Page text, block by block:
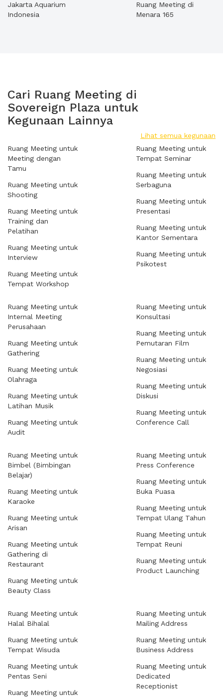
Jakarta Aquarium
Indonesia
Ruang Meeting di
Menara 165
Cari Ruang Meeting di
Sovereign Plaza untuk
Kegunaan Lainnya
Lihat semua kegunaan
Ruang Meeting untuk
Meeting dengan
Tamu
Ruang Meeting untuk
Shooting
Ruang Meeting untuk
Training dan
Pelatihan
Ruang Meeting untuk
Interview
Ruang Meeting untuk
Tempat Workshop
Ruang Meeting untuk
Tempat Seminar
Ruang Meeting untuk
Serbaguna
Ruang Meeting untuk
Presentasi
Ruang Meeting untuk
Kantor Sementara
Ruang Meeting untuk
Psikotest
Ruang Meeting untuk
Internal Meeting
Perusahaan
Ruang Meeting untuk
Gathering
Ruang Meeting untuk
Olahraga
Ruang Meeting untuk
Latihan Musik
Ruang Meeting untuk
Audit
Ruang Meeting untuk
Konsultasi
Ruang Meeting untuk
Pemutaran Film
Ruang Meeting untuk
Negosiasi
Ruang Meeting untuk
Diskusi
Ruang Meeting untuk
Conference Call
Ruang Meeting untuk
Bimbel (Bimbingan
Belajar)
Ruang Meeting untuk
Karaoke
Ruang Meeting untuk
Arisan
Ruang Meeting untuk
Gathering di
Restaurant
Ruang Meeting untuk
Beauty Class
Ruang Meeting untuk
Press Conference
Ruang Meeting untuk
Buka Puasa
Ruang Meeting untuk
Tempat Ulang Tahun
Ruang Meeting untuk
Tempat Reuni
Ruang Meeting untuk
Product Launching
Ruang Meeting untuk
Halal Bihalal
Ruang Meeting untuk
Tempat Wisuda
Ruang Meeting untuk
Pentas Seni
Ruang Meeting untuk
Ruang Meeting untuk
Mailing Address
Ruang Meeting untuk
Business Address
Ruang Meeting untuk
Dedicated
Receptionist